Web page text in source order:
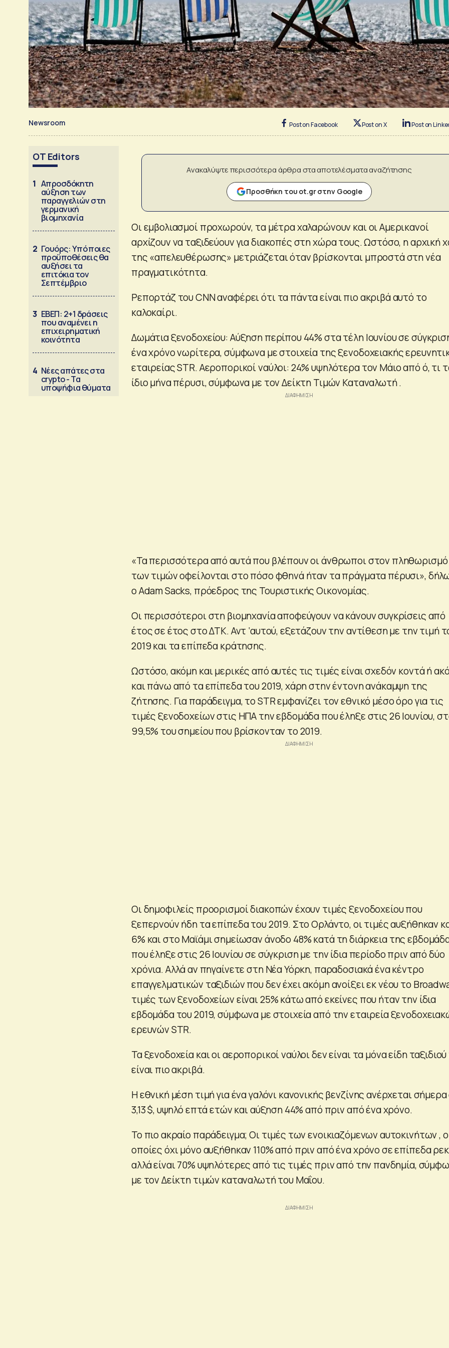
Newsroom Post on Facebook Post on X Post on
OT Editors
1 Απροσδόκητη
αύξηση των
παραγγελιών στη
γερμανική
βιομηχανία
2 Γουόρς: Υπό ποιες
προϋποθέσεις θα
αυξήσει τα
επιτόκια τον
Σεπτέμβριο
3 ΕΒΕΠ: 2+1 δράσεις
που αναμένει η
επιχειρηματική
κοινότητα
4 Νέες απάτες στα
crypto - Τα
υποψήφια θύματα
Ανακαλύψτε περισσότερα άρθρα στα αποτελέσματα αναζήτησης
Προσθήκη του ot.gr στην Google
Οι εμβολιασμοί προχωρούν, τα μέτρα χαλαρώνουν και οι Αμερικανοί
αρχίζουν να ταξιδεύουν για διακοπές στη χώρα τους. Ωστόσο, η αρχική
της «απελευθέρωσης» μετριάζεται όταν βρίσκονται μπροστά στη νέα
πραγματικότητα.
Ρεπορτάζ του CNN αναφέρει ότι τα πάντα είναι πιο ακριβά αυτό το
καλοκαίρι.
Δωμάτια ξενοδοχείου: Αύξηση περίπου 44% στα τέλη Ιουνίου σε
ένα χρόνο νωρίτερα, σύμφωνα με στοιχεία της ξενοδοχειακής
εταιρείας STR. Αεροπορικοί ναύλοι: 24% υψηλότερα τον Μάιο από ό, τι
ίδιο μήνα πέρυσι, σύμφωνα με τον Δείκτη Τιμών Καταναλωτή .
«Τα περισσότερα από αυτά που βλέπουν οι άνθρωποι στον πληθωρισμό
των τιμών οφείλονται στο πόσο φθηνά ήταν τα πράγματα πέρυσι»,
ο Adam Sacks, πρόεδρος της Τουριστικής Οικονομίας.
Οι περισσότεροι στη βιομηχανία αποφεύγουν να κάνουν συγκρίσεις από
έτος σε έτος στο ΔΤΚ. Αντ ‘αυτού, εξετάζουν την αντίθεση με την τιμή
2019 και τα επίπεδα κράτησης.
Ωστόσο, ακόμη και μερικές από αυτές τις τιμές είναι σχεδόν κοντά ή
και πάνω από τα επίπεδα του 2019, χάρη στην έντονη ανάκαμψη της
ζήτησης. Για παράδειγμα, το STR εμφανίζει τον εθνικό μέσο όρο για τις
τιμές ξενοδοχείων στις ΗΠΑ την εβδομάδα που έληξε στις 26 Ιουνίου,
99,5% του σημείου που βρίσκονταν το 2019.
Οι δημοφιλείς προορισμοί διακοπών έχουν τιμές ξενοδοχείου που
ξεπερνούν ήδη τα επίπεδα του 2019. Στο Ορλάντο, οι τιμές αυξήθηκαν
6% και στο Μαϊάμι σημείωσαν άνοδο 48% κατά τη διάρκεια της
που έληξε στις 26 Ιουνίου σε σύγκριση με την ίδια περίοδο πριν από δύο
χρόνια. Αλλά αν πηγαίνετε στη Νέα Υόρκη, παραδοσιακά ένα κέντρο
επαγγελματικών ταξιδιών που δεν έχει ακόμη ανοίξει εκ νέου το
τιμές των ξενοδοχείων είναι 25% κάτω από εκείνες που ήταν την ίδια
εβδομάδα του 2019, σύμφωνα με στοιχεία από την εταιρεία
ερευνών STR.
Τα ξενοδοχεία και οι αεροπορικοί ναύλοι δεν είναι τα μόνα είδη
είναι πιο ακριβά.
Η εθνική μέση τιμή για ένα γαλόνι κανονικής βενζίνης ανέρχεται
3,13 $, υψηλό επτά ετών και αύξηση 44% από πριν από ένα χρόνο.
Το πιο ακραίο παράδειγμα; Οι τιμές των ενοικιαζόμενων αυτοκινήτων ,
οποίες όχι μόνο αυξήθηκαν 110% από πριν από ένα χρόνο σε επίπεδα
αλλά είναι 70% υψηλότερες από τις τιμές πριν από την πανδημία,
με τον Δείκτη τιμών καταναλωτή του Μαΐου.